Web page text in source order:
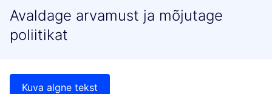
Avaldage arvamust ja mõjutage
poliitikat
Kuva algne tekst